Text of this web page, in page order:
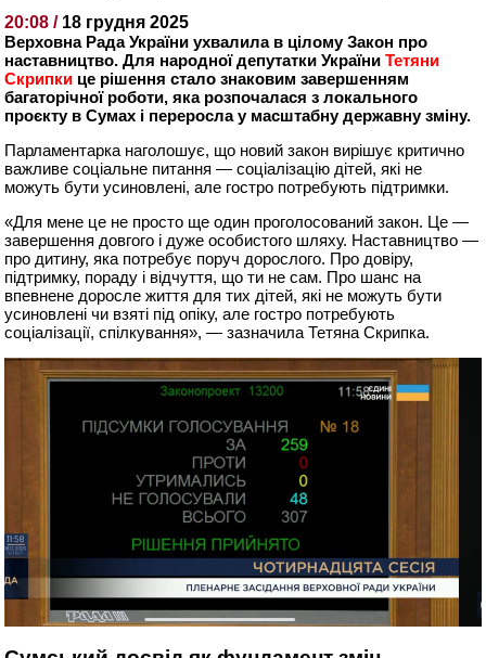
20:08 / 18 грудня 2025
Верховна Рада України ухвалила в цілому Закон про
наставництво. Для народної депутатки УкраїниТетяни
Скрипки це рішення стало знаковим завершенням
багаторічної роботи, яка розпочалася з локального
проєкту в Сумах і переросла у масштабну державну зміну.
Парламентарка наголошує, що новий закон вирішує критично
важливе соціальне питання — соціалізацію дітей, які не
можуть бути усиновлені, але гостро потребують підтримки.
«Для мене це не просто ще один проголосований закон. Це —
завершення довгого і дуже особистого шляху. Наставництво —
про дитину, яка потребує поруч дорослого. Про довіру,
підтримку, пораду і відчуття, що ти не сам. Про шанс на
впевнене доросле життя для тих дітей, які не можуть бути
усиновлені чи взяті під опіку, але гостро потребують
соціалізації, спілкування», — зазначила Тетяна Скрипка.